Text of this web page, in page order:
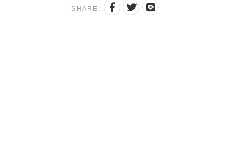
SHARE: